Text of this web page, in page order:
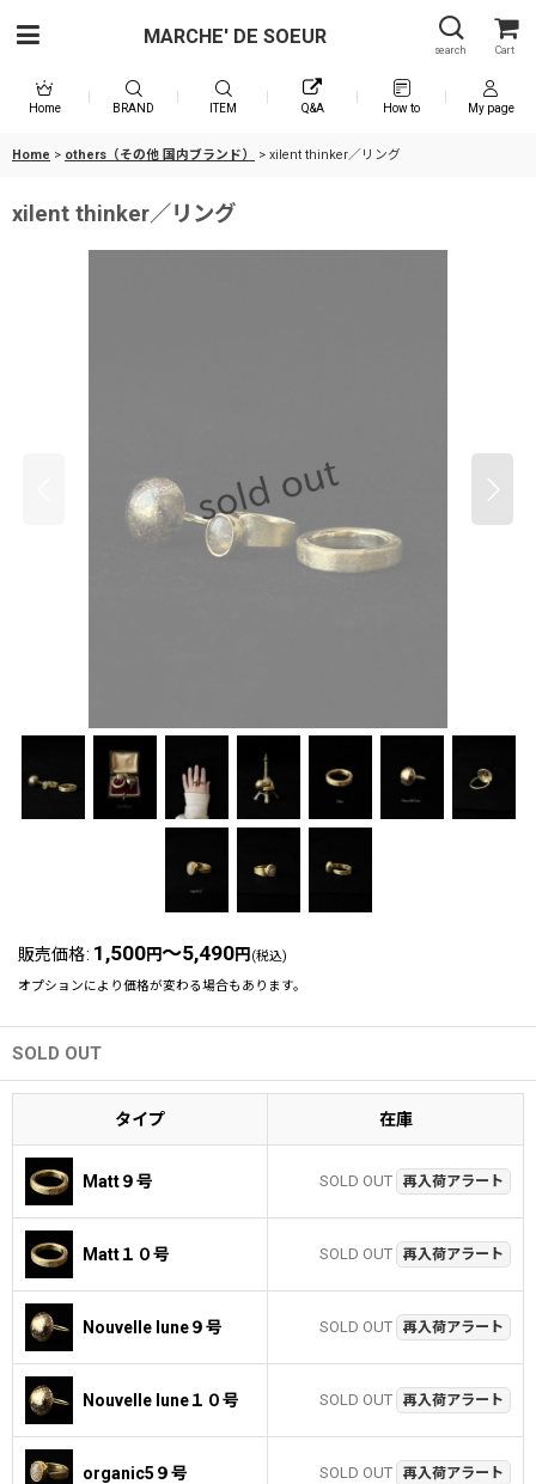
MARCHE' DE SOEUR
search Cart
Home BRAND ITEM Q&A How to My page
Home > others（その他 国内ブランド） > xilent thinker／リング
xilent thinker／リング
販売価格: 1,500円～5,490円 (税込)
オプションにより価格が変わる場合もあります。
SOLD OUT
タイプ 在庫
Matt９号 SOLD OUT 再入荷アラート
Matt１０号 SOLD OUT 再入荷アラート
Nouvelle lune９号 SOLD OUT 再入荷アラート
Nouvelle lune１０号 SOLD OUT 再入荷アラート
organic5９号 SOLD OUT 再入荷アラート